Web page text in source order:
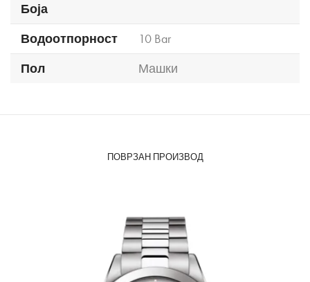
Боја
Водоотпорност
10 Bar
Пол
Машки
ПОВРЗАН ПРОИЗВОД